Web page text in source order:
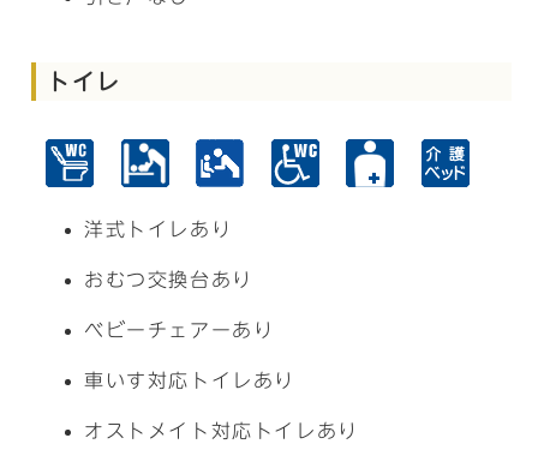
トイレ
洋式トイレあり
おむつ交換台あり
ベビーチェアーあり
車いす対応トイレあり
オストメイト対応トイレあり